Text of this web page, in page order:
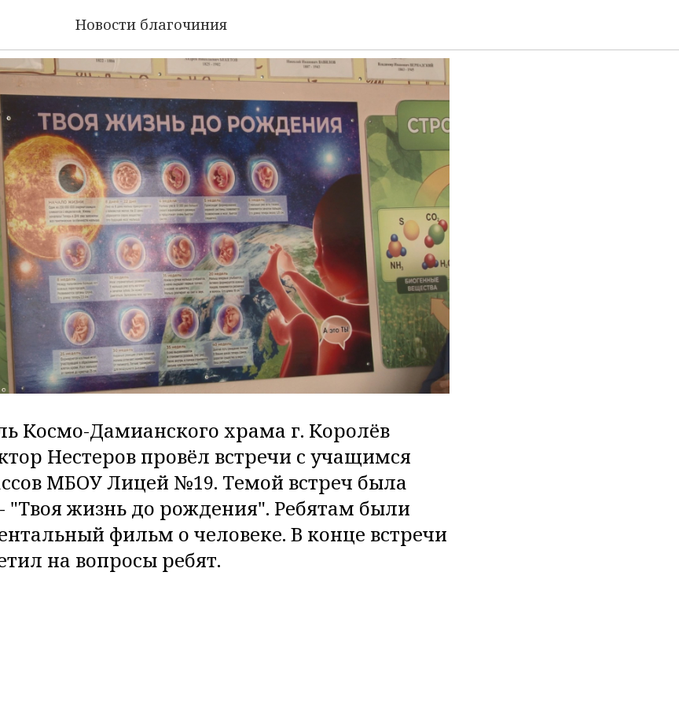
Новости благочиния
до рождения
Космо-Дамианского храма г. Королёв
Нестеров провёл встречи с учащимся
МБОУ Лицей №19. Темой встреч была
"Твоя жизнь до рождения". Ребятам были
фильм о человеке. В конце встречи
на вопросы ребят.